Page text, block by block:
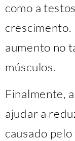
como a
crescimento.
aumento no
músculos.
Finalmente,
ajudar a
causado